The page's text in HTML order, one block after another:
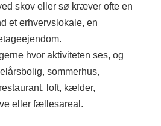
skov eller sø kræver ofte en
et erhvervslokale, en
hvor aktiviteten ses, og
sommerhus,
loft, kælder,
eller fællesareal.